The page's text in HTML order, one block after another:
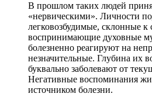
В прошлом таких людей
«нервическими». Личности
легковозбудимые, склонные
воспринимающие духовные
болезненно реагируют на
незначительные. Глубина их
буквально заболевают от
Негативные воспоминания
источником болезни.